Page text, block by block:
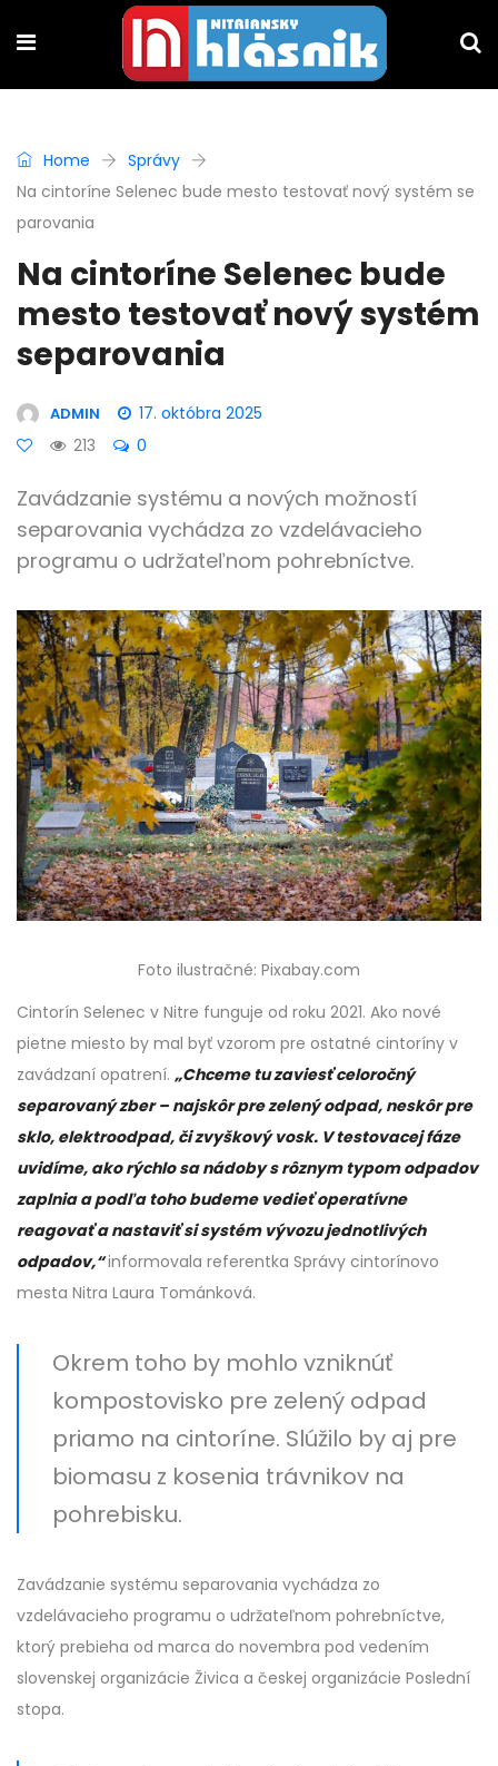
Home
Správy
Na cintoríne Selenec bude mesto testovať nový systém se
parovania
Na cintoríne Selenec bude
mesto testovať nový systém
separovania
ADMIN
17. októbra 2025
213
0
Zavádzanie systému a nových možností
separovania vychádza zo vzdelávacieho
programu o udržateľnom pohrebníctve.
Foto ilustračné: Pixabay.com
Cintorín Selenec v Nitre funguje od roku 2021. Ako nové
pietne miesto by mal byť vzorom pre ostatné cintoríny v
zavádzaní opatrení. „Chceme tu zaviesť celoročný
separovaný zber – najskôr pre zelený odpad, neskôr pre
sklo, elektroodpad, či zvyškový vosk. V testovacej fáze
uvidíme, ako rýchlo sa nádoby s rôznym typom odpadov
zaplnia a podľa toho budeme vedieť operatívne
reagovať a nastaviť si systém vývozu jednotlivých
odpadov,“informovala referentka Správy cintorínovo
mesta Nitra Laura Tománková.
Okrem toho by mohlo vzniknúť
kompostovisko pre zelený odpad
priamo na cintoríne. Slúžilo by aj pre
biomasu z kosenia trávnikov na
pohrebisku.
Zavádzanie systému separovania vychádza zo
vzdelávacieho programu o udržateľnom pohrebníctve,
ktorý prebieha od marca do novembra pod vedením
slovenskej organizácie Živica a českej organizácie Poslední
stopa.